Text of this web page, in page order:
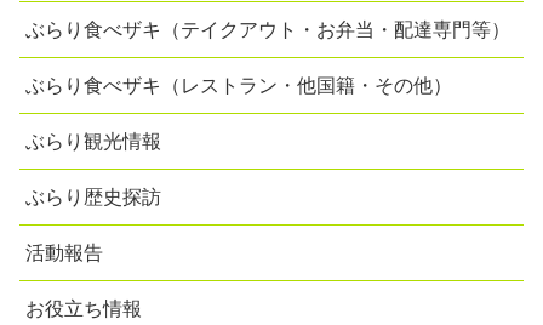
ぶらり食べザキ（テイクアウト・お弁当・配達専門等）
ぶらり食べザキ（レストラン・他国籍・その他）
ぶらり観光情報
ぶらり歴史探訪
活動報告
お役立ち情報